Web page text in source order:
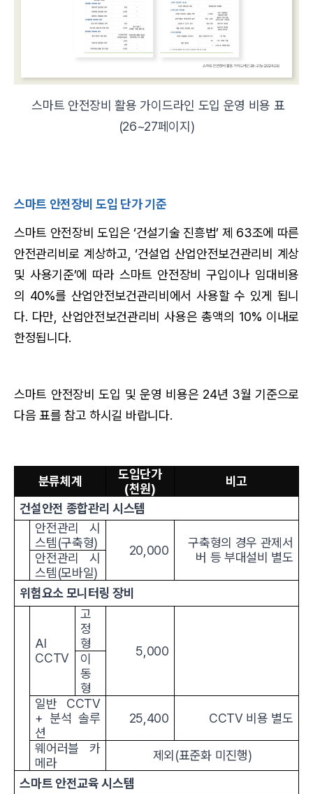
스마트 안전장비 활용 가이드라인 도입 운영 비용 표
(26~27페이지)
스마트 안전장비 도입 단가 기준
스마트 안전장비 도입은 ‘건설기술 진흥법’ 제 63조에 따른
안전관리비로 계상하고, ‘건설업 산업안전보건관리비 계상
및 사용기준’에 따라 스마트 안전장비 구입이나 임대비용
의 40%를 산업안전보건관리비에서 사용할 수 있게 됩니
다. 다만, 산업안전보건관리비 사용은 총액의 10% 이내로
한정됩니다.
스마트 안전장비 도입 및 운영 비용은 24년 3월 기준으로
다음 표를 참고 하시길 바랍니다.
분류체계
도입단가
(천원)
비고
건설안전 종합관리 시스템
안전관리 시
스템(구축형)
20,000
구축형의 경우 관제서
버 등 부대설비 별도
안전관리 시
스템(모바일)
위험요소 모니터링 장비
AI
CCTV
고
정
형
5,000
이
동
형
일반 CCTV
+ 분석 솔루
션
25,400 CCTV 비용 별도
웨어러블 카
메라
제외(표준화 미진행)
스마트 안전교육 시스템